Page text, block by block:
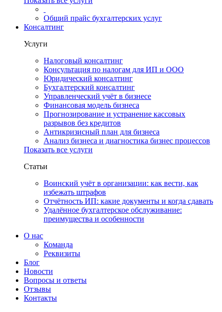
Общий прайс бухгалтерских услуг
Консалтинг
Услуги
Налоговый консалтинг
Консультация по налогам для ИП и ООО
Юридический консалтинг
Бухгалтерский консалтинг
Управленческий учёт в бизнесе
Финансовая модель бизнеса
Прогнозирование и устранение кассовых
разрывов без кредитов
Антикризисный план для бизнеса
Анализ бизнеса и диагностика бизнес процессов
Показать все услуги
Статьи
Воинский учёт в организации: как вести, как
избежать штрафов
Отчётность ИП: какие документы и когда сдавать
Удалённое бухгалтерское обслуживание:
преимущества и особенности
О нас
Команда
Реквизиты
Блог
Новости
Вопросы и ответы
Отзывы
Контакты